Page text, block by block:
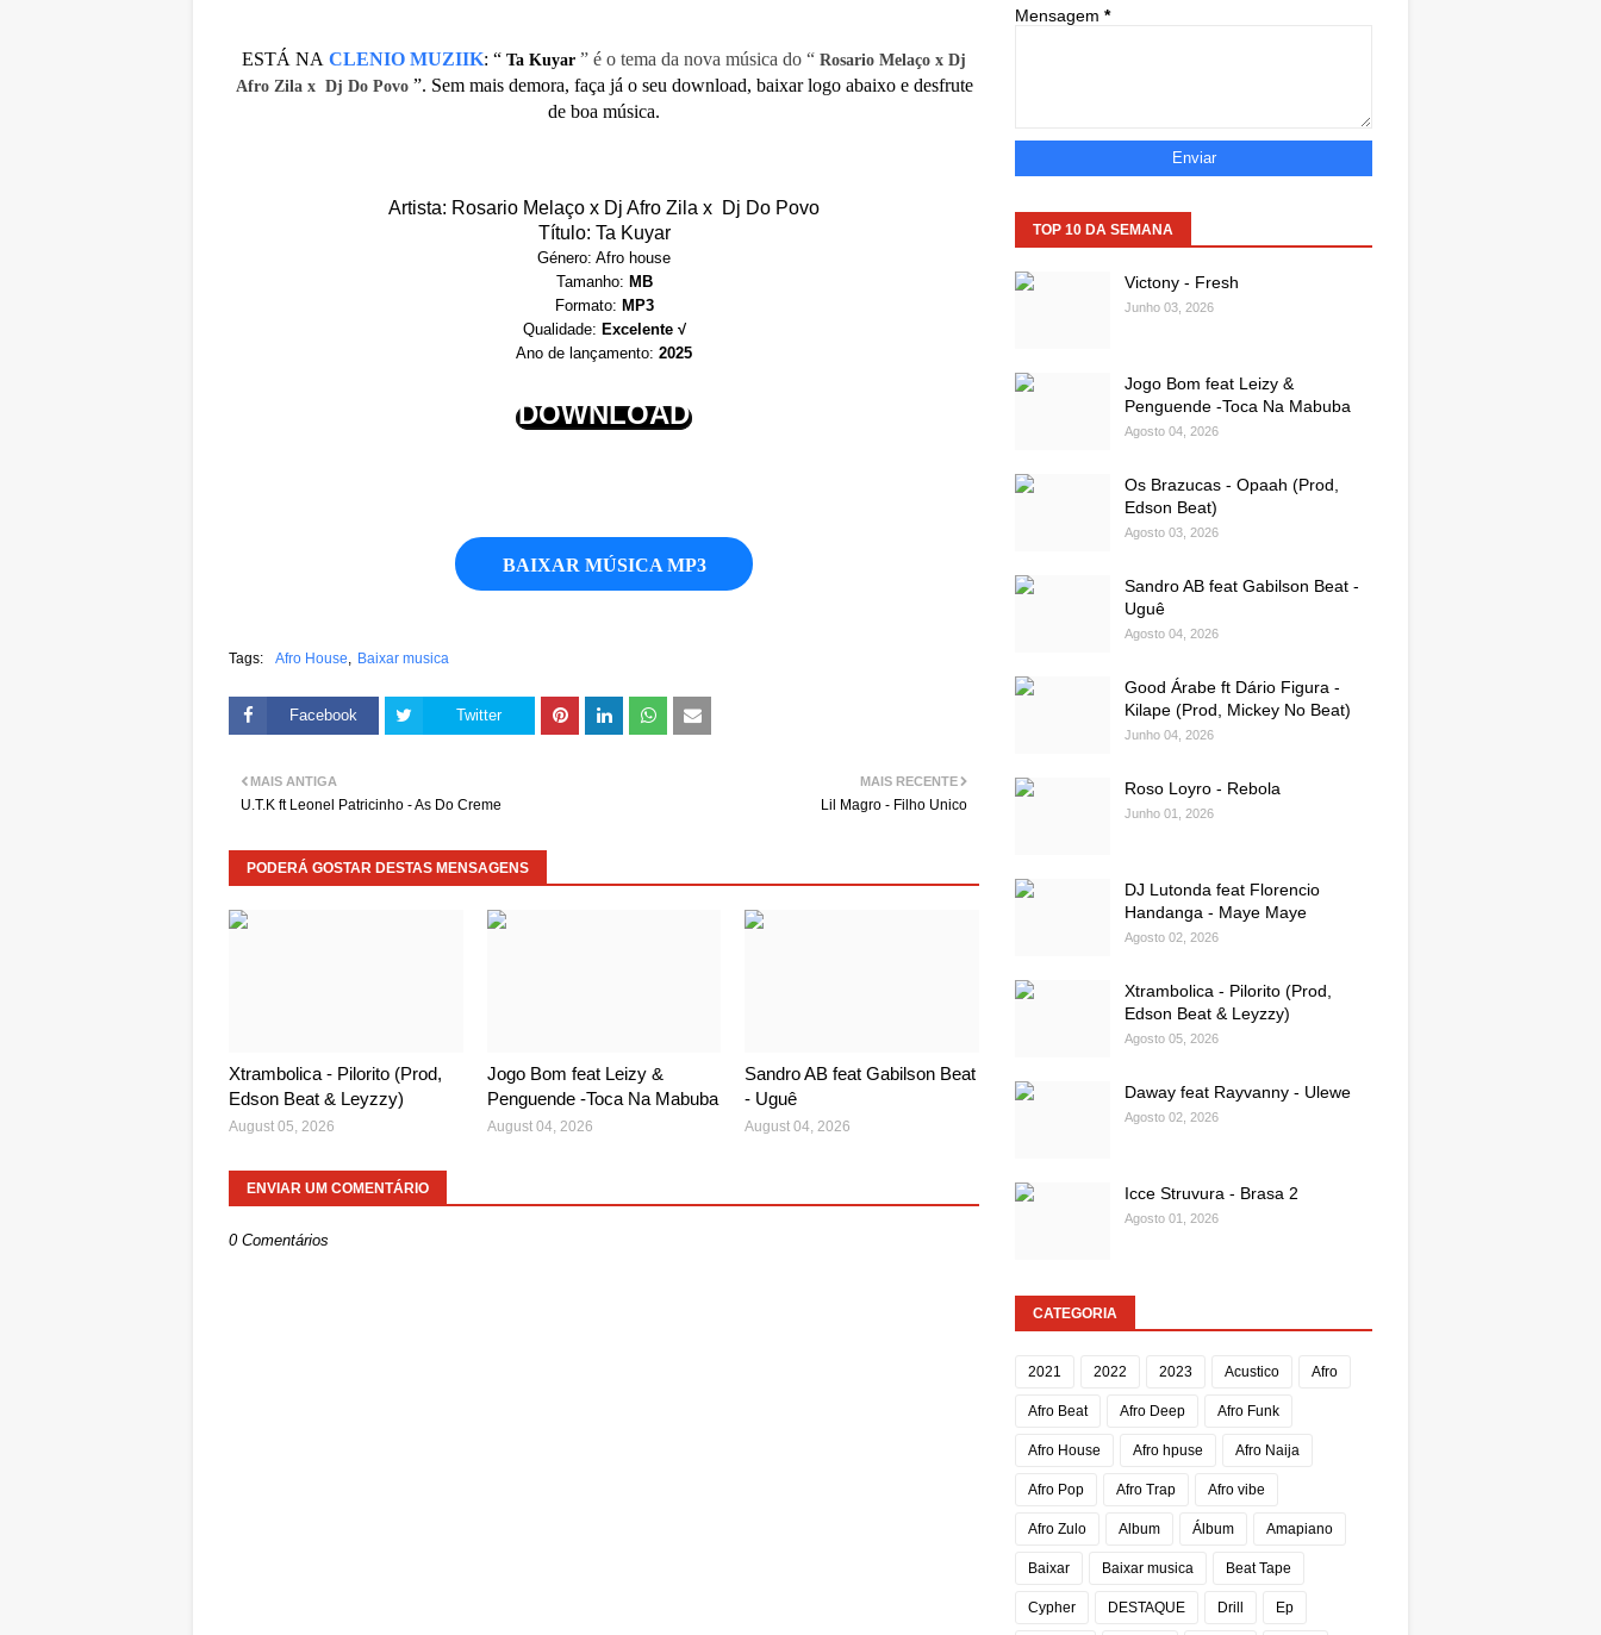
ESTÁ NA CLENIO MUZIIK: “ Ta Kuyar ” é o tema da nova música do “ Rosario Melaço x Dj
Afro Zila x Dj Do Povo ”. Sem mais demora, faça já o seu download, baixar logo abaixo e desfrute
de boa música.
Artista: Rosario Melaço x Dj Afro Zila x Dj Do Povo
Título: Ta Kuyar
Género: Afro house
Tamanho: MB
Formato: MP3
Qualidade: Excelente √
Ano de lançamento: 2025
DOWNLOAD
BAIXAR MÚSICA MP3
Tags: Afro House Baixar musica
Facebook Twitter
MAIS RECENTE
Lil Magro - Filho Unico
MAIS ANTIGA
U.T.K ft Leonel Patricinho - As Do Creme
PODERÁ GOSTAR DESTAS MENSAGENS
Xtrambolica - Pilorito (Prod,
Edson Beat & Leyzzy)
August 05, 2026
Jogo Bom feat Leizy &
Penguende -Toca Na Mabuba
August 04, 2026
Sandro AB feat Gabilson Beat
- Uguê
August 04, 2026
ENVIAR UM COMENTÁRIO
0 Comentários
Mensagem *
TOP 10 DA SEMANA
Victony - Fresh
Junho 03, 2026
Jogo Bom feat Leizy &
Penguende -Toca Na Mabuba
Agosto 04, 2026
Os Brazucas - Opaah (Prod,
Edson Beat)
Agosto 03, 2026
Sandro AB feat Gabilson Beat -
Uguê
Agosto 04, 2026
Good Árabe ft Dário Figura -
Kilape (Prod, Mickey No Beat)
Junho 04, 2026
Roso Loyro - Rebola
Junho 01, 2026
DJ Lutonda feat Florencio
Handanga - Maye Maye
Agosto 02, 2026
Xtrambolica - Pilorito (Prod,
Edson Beat & Leyzzy)
Agosto 05, 2026
Daway feat Rayvanny - Ulewe
Agosto 02, 2026
Icce Struvura - Brasa 2
Agosto 01, 2026
CATEGORIA
2021 2022 2023 Acustico Afro
Afro Beat Afro Deep Afro Funk
Afro House Afro hpuse Afro Naija
Afro Pop Afro Trap Afro vibe
Afro Zulo Album Álbum Amapiano
Baixar Baixar musica Beat Tape
Cypher DESTAQUE Drill Ep